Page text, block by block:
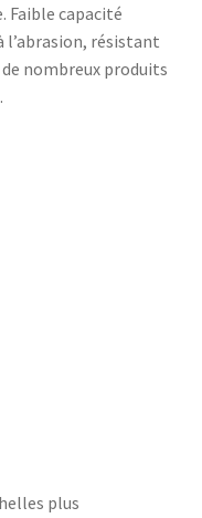
Faible capacité
l’abrasion, résistant
nombreux produits
plus